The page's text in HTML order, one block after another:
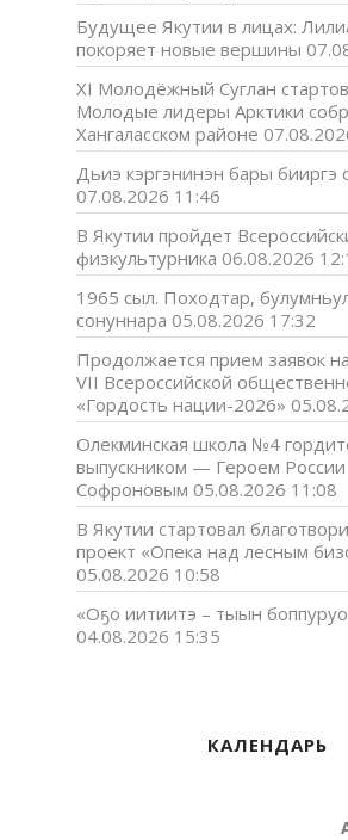
Будущее Якутии в лицах:
покоряет новые вершины
XI Молодёжный Суглан
Молодые лидеры Арктики
Хангаласском районе
Дьиэ кэргэнинэн бары бииргэ
07.08.2026 11:46
В Якутии пройдет
физкультурника 06.08.2026
1965 сыл. Походтар,
сонуннара 05.08.2026 17:32
Продолжается прием заявок
VII Всероссийской
«Гордость нации-2026»
Олекминская школа №4
выпускником — Героем
Софроновым 05.08.2026 11:08
В Якутии стартовал
проект «Опека над лесным
05.08.2026 10:58
«Оҕо иитиитэ – тыын
04.08.2026 15:35
КАЛЕНДАРЬ